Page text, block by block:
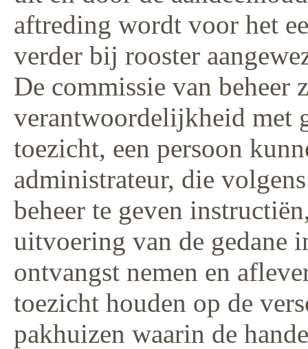
aftreding wordt voor het
verder bij rooster
De commissie van beheer
verantwoordelijkheid met
toezicht, een persoon
administrateur, die
beheer te geven
uitvoering van de gedane
ontvangst nemen en
toezicht houden op de
pakhuizen waarin de